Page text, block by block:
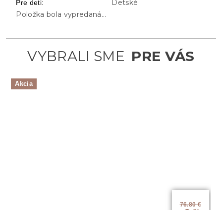
Akcia
76.80 €
Pre deti:
Detské
Položka bola vypredaná…